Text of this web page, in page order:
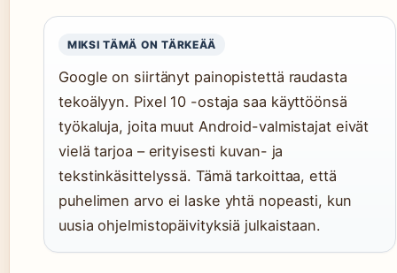
MIKSI TÄMÄ ON TÄRKEÄÄ
Google on siirtänyt painopistettä raudasta
tekoälyyn. Pixel 10 -ostaja saa käyttöönsä
työkaluja, joita muut Android-valmistajat eivät
vielä tarjoa – erityisesti kuvan- ja
tekstinkäsittelyssä. Tämä tarkoittaa, että
puhelimen arvo ei laske yhtä nopeasti, kun
uusia ohjelmistopäivityksiä julkaistaan.